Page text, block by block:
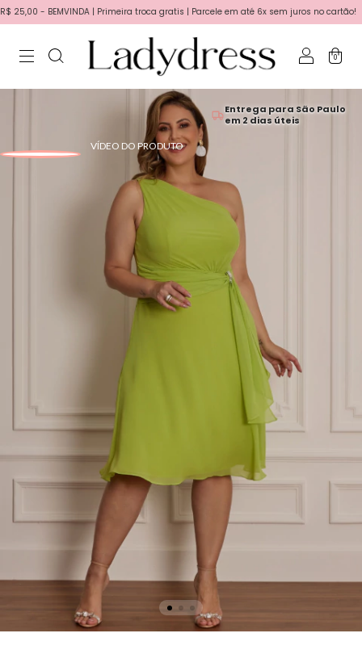
- BEMVINDA | Primeira troca gratis | Parcele em até 6x sem juros no cartão!
0
Entrega para São Paulo
em 2 dias úteis